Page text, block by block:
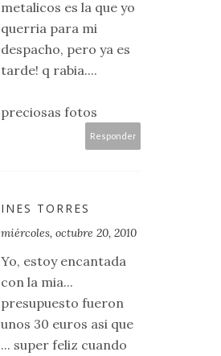
metalicos es la que yo
querria para mi
despacho, pero ya es
tarde! q rabia....
preciosas fotos
Responder
INES TORRES
miércoles, octubre 20, 2010
Yo, estoy encantada
con la mia...
presupuesto fueron
unos 30 euros asi que
... super feliz cuando